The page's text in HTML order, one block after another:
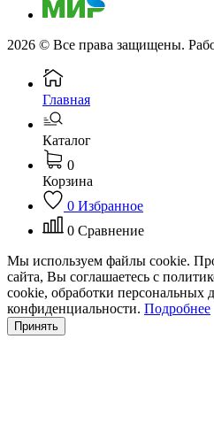
2026 © Все права защищены.
Главная
Каталог
0
Корзина
0 Избранное
0 Сравнение
Мы используем файлы cookie.
сайта, Вы соглашаетесь с
cookie, обработки персональных
конфиденциальности. Подробнее
Принять